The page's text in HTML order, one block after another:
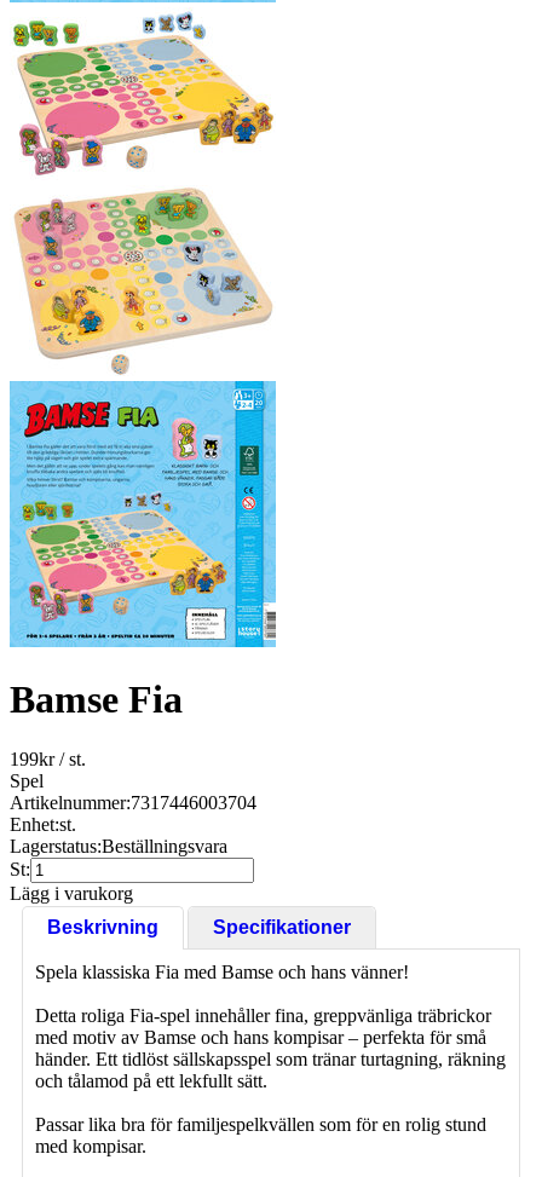
Bamse Fia
199kr/ st.
Spel
Artikelnummer:7317446003704
Enhet:st.
Lagerstatus:Beställningsvara
St:
Lägg i varukorg
Beskrivning
Specifikationer
Spela klassiska Fia med Bamse och hans vänner!
Detta roliga Fia-spel innehåller fina, greppvänliga träbrickor
med motiv av Bamse och hans kompisar – perfekta för små
händer. Ett tidlöst sällskapsspel som tränar turtagning, räkning
och tålamod på ett lekfullt sätt.
Passar lika bra för familjespelkvällen som för en rolig stund
med kompisar.